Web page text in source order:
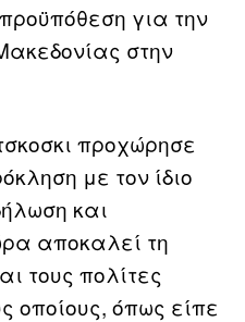
για την
στην
προχώρησε
με τον ίδιο
και
αποκαλεί τη
τους πολίτες
οποίους, όπως είπε